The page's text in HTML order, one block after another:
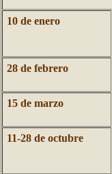
10 de enero
28 de febrero
15 de marzo
11-28 de octubre